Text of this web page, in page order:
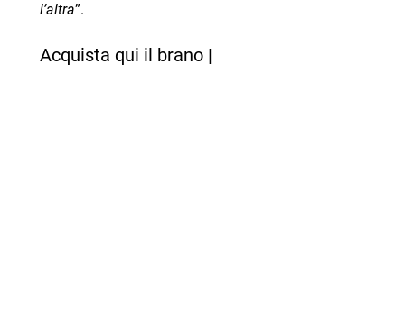
l’altra”.
Acquista qui il brano |